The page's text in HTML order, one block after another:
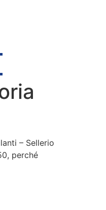
– Sellerio
perché